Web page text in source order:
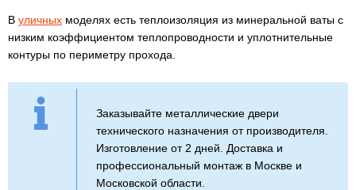
В уличных моделях есть теплоизоляция из минеральной ваты с
низким коэффициентом теплопроводности и уплотнительные
контуры по периметру прохода.
Заказывайте металлические двери
технического назначения от производителя.
Изготовление от 2 дней. Доставка и
профессиональный монтаж в Москве и
Московской области.